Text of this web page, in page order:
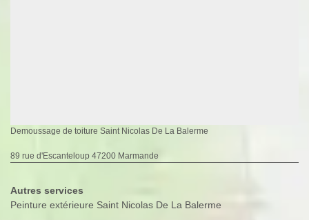
Demoussage de toiture Saint Nicolas De La Balerme
89 rue d'Escanteloup 47200 Marmande
Autres services
Peinture extérieure Saint Nicolas De La Balerme